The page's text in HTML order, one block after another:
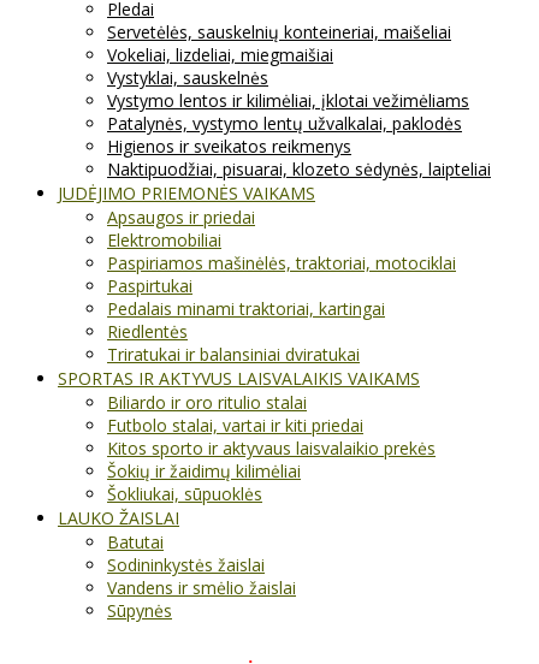
Pledai
Servetėlės, sauskelnių konteineriai, maišeliai
Vokeliai, lizdeliai, miegmaišiai
Vystyklai, sauskelnės
Vystymo lentos ir kilimėliai, įklotai vežimėliams
Patalynės, vystymo lentų užvalkalai, paklodės
Higienos ir sveikatos reikmenys
Naktipuodžiai, pisuarai, klozeto sėdynės, laipteliai
JUDĖJIMO PRIEMONĖS VAIKAMS
Apsaugos ir priedai
Elektromobiliai
Paspiriamos mašinėlės, traktoriai, motociklai
Paspirtukai
Pedalais minami traktoriai, kartingai
Riedlentės
Triratukai ir balansiniai dviratukai
SPORTAS IR AKTYVUS LAISVALAIKIS VAIKAMS
Biliardo ir oro ritulio stalai
Futbolo stalai, vartai ir kiti priedai
Kitos sporto ir aktyvaus laisvalaikio prekės
Šokių ir žaidimų kilimėliai
Šokliukai, sūpuoklės
LAUKO ŽAISLAI
Batutai
Sodininkystės žaislai
Vandens ir smėlio žaislai
Sūpynės